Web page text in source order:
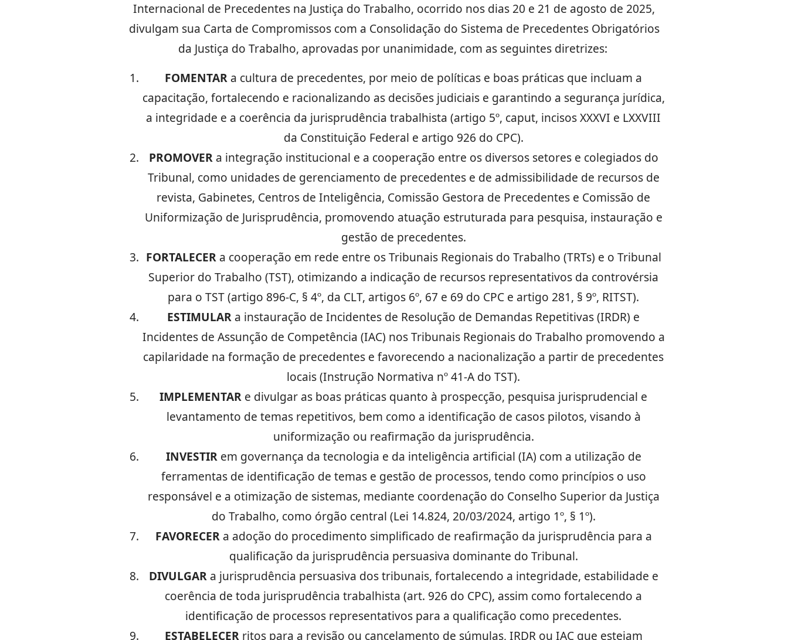
Internacional de Precedentes na Justiça do Trabalho, ocorrido nos dias 20 e 21 de agosto de 2025,
divulgam sua Carta de Compromissos com a Consolidação do Sistema de Precedentes Obrigatórios
da Justiça do Trabalho, aprovadas por unanimidade, com as seguintes diretrizes:
FOMENTAR a cultura de precedentes, por meio de políticas e boas práticas que incluam a
capacitação, fortalecendo e racionalizando as decisões judiciais e garantindo a segurança jurídica,
a integridade e a coerência da jurisprudência trabalhista (artigo 5º, caput, incisos XXXVI e LXXVIII
da Constituição Federal e artigo 926 do CPC).
PROMOVERa integração institucional e a cooperação entre os diversos setores e colegiados do
Tribunal, como unidades de gerenciamento de precedentes e de admissibilidade de recursos de
revista, Gabinetes, Centros de Inteligência, Comissão Gestora de Precedentes e Comissão de
Uniformização de Jurisprudência, promovendo atuação estruturada para pesquisa, instauração e
gestão de precedentes.
FORTALECERa cooperação em rede entre os Tribunais Regionais do Trabalho (TRTs) e o Tribunal
Superior do Trabalho (TST), otimizando a indicação de recursos representativos da controvérsia
para o TST (artigo 896-C, § 4º, da CLT, artigos 6º, 67 e 69 do CPC e artigo 281, § 9º, RITST).
ESTIMULAR a instauração de Incidentes de Resolução de Demandas Repetitivas (IRDR) e
Incidentes de Assunção de Competência (IAC) nos Tribunais Regionais do Trabalho promovendo a
capilaridade na formação de precedentes e favorecendo a nacionalização a partir de precedentes
locais (Instrução Normativa nº 41-A do TST).
IMPLEMENTAR e divulgar as boas práticas quanto à prospecção, pesquisa jurisprudencial e
levantamento de temas repetitivos, bem como a identificação de casos pilotos, visando à
uniformização ou reafirmação da jurisprudência.
INVESTIRem governança da tecnologia e da inteligência artificial (IA) com a utilização de
ferramentas de identificação de temas e gestão de processos, tendo como princípios o uso
responsável e a otimização de sistemas, mediante coordenação do Conselho Superior da Justiça
do Trabalho, como órgão central (Lei 14.824, 20/03/2024, artigo 1º, § 1º).
FAVORECERa adoção do procedimento simplificado de reafirmação da jurisprudência para a
qualificação da jurisprudência persuasiva dominante do Tribunal.
DIVULGARa jurisprudência persuasiva dos tribunais, fortalecendo a integridade, estabilidade e
coerência de toda jurisprudência trabalhista (art. 926 do CPC), assim como fortalecendo a
identificação de processos representativos para a qualificação como precedentes.
ESTABELECERritos para a revisão ou cancelamento de súmulas, IRDR ou IAC que estejam